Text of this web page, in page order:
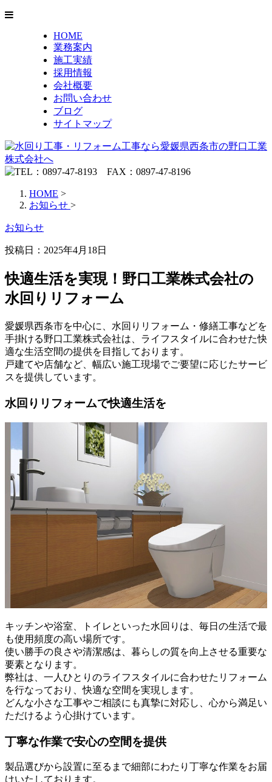
HOME
業務案内
施工実績
採用情報
会社概要
お問い合わせ
ブログ
サイトマップ
HOME >
お知らせ >
お知らせ
投稿日：2025年4月18日
快適生活を実現！野口工業株式会社の
水回りリフォーム
愛媛県西条市を中心に、水回りリフォーム・修繕工事などを
手掛ける野口工業株式会社は、ライフスタイルに合わせた快
適な生活空間の提供を目指しております。
戸建てや店舗など、幅広い施工現場でご要望に応じたサービ
スを提供しています。
水回りリフォームで快適生活を
キッチンや浴室、トイレといった水回りは、毎日の生活で最
も使用頻度の高い場所です。
使い勝手の良さや清潔感は、暮らしの質を向上させる重要な
要素となります。
弊社は、一人ひとりのライフスタイルに合わせたリフォーム
を行なっており、快適な空間を実現します。
どんな小さな工事やご相談にも真摯に対応し、心から満足い
ただけるよう心掛けています。
丁寧な作業で安心の空間を提供
製品選びから設置に至るまで細部にわたり丁寧な作業をお届
けいたしております。